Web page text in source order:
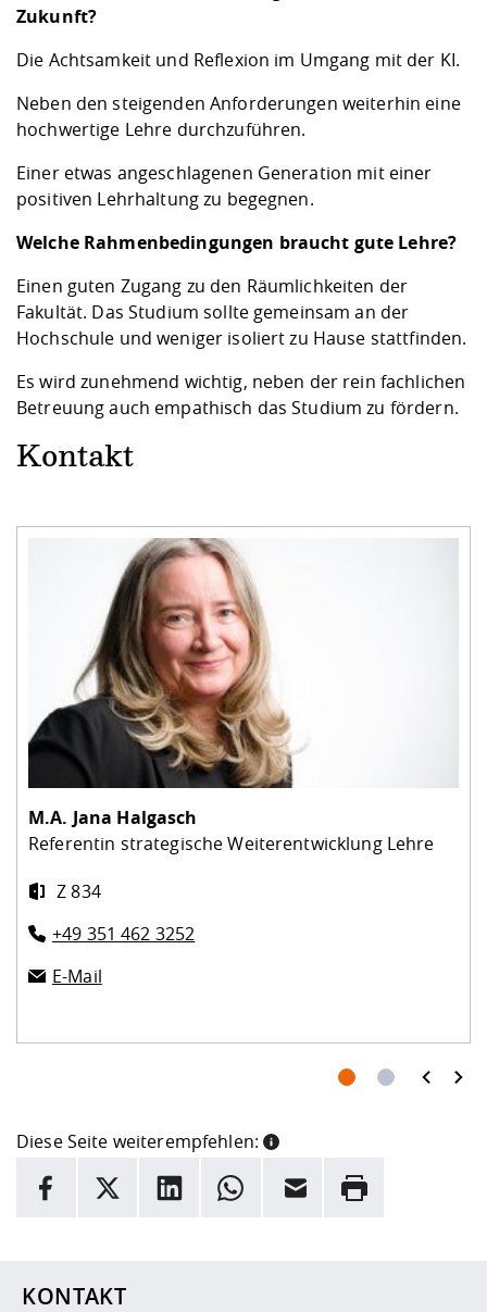
Zukunft?
Die Achtsamkeit und Reflexion im Umgang mit der KI.
Neben den steigenden Anforderungen weiterhin eine
hochwertige Lehre durchzuführen.
Einer etwas angeschlagenen Generation mit einer
positiven Lehrhaltung zu begegnen.
Welche Rahmenbedingungen braucht gute Lehre?
Einen guten Zugang zu den Räumlichkeiten der
Fakultät. Das Studium sollte gemeinsam an der
Hochschule und weniger isoliert zu Hause stattfinden.
Es wird zunehmend wichtig, neben der rein fachlichen
Betreuung auch empathisch das Studium zu fördern.
Kontakt
M.A. Jana Halgasch
Referentin strategische Weiterentwicklung Lehre
Z 834
+49 351 462 3252
E-Mail
prev next
Diese Seite weiterempfehlen:
INFORMATION
Hier stehen weitere Informationen und ein Link zur
Facebook
X LinkedInWhatsappE-Mail Drucken
KONTAKT